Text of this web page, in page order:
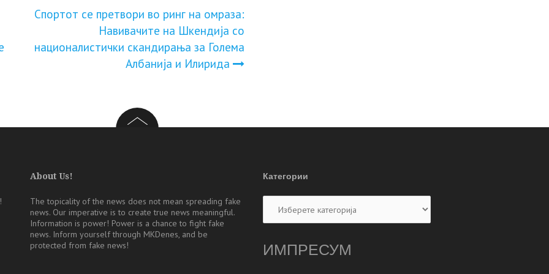
Спортот се претвори во ринг на омраза:
Навивачите на Шкендија со
националистички скандирања за Голема
Албанија и Илирида
About Us!
The topicality of the news does not mean spreading fake
news. Our imperative is to create true news meaningful.
Information is power! Power is a chance to fight fake
news. Inform yourself through MKDenes, and be
protected from fake news!
Категории
ИМПРЕСУМ